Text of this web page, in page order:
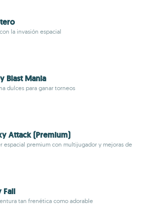
la invasión espacial
Blast Mania
dulces para ganar torneos
Attack (Premium)
espacial premium con multijugador y mejoras de
Fall
tan frenética como adorable